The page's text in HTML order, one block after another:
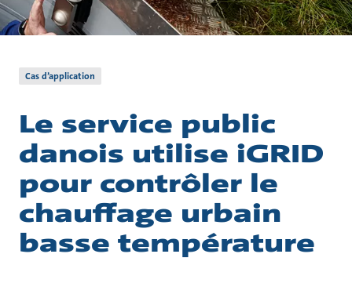
Cas d’application
Le service public
danois utilise iGRID
pour contrôler le
chauffage urbain
basse température